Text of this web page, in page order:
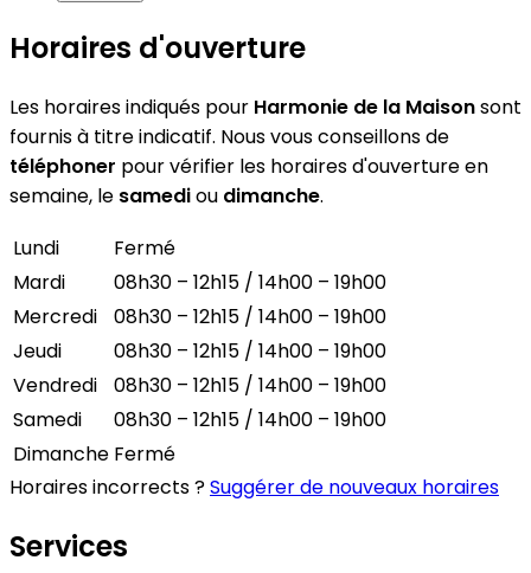
Horaires d'ouverture
Les horaires indiqués pour Harmonie de la Maisonsont
fournis à titre indicatif. Nous vous conseillons de
téléphoner pour vérifier les horaires d'ouverture en
semaine, le samediou dimanche.
Lundi
Fermé
Mardi
08h30 – 12h15 / 14h00 – 19h00
Mercredi
08h30 – 12h15 / 14h00 – 19h00
Jeudi
08h30 – 12h15 / 14h00 – 19h00
Vendredi
08h30 – 12h15 / 14h00 – 19h00
Samedi
08h30 – 12h15 / 14h00 – 19h00
Dimanche Fermé
Horaires incorrects ?Suggérer de nouveaux horaires
Services